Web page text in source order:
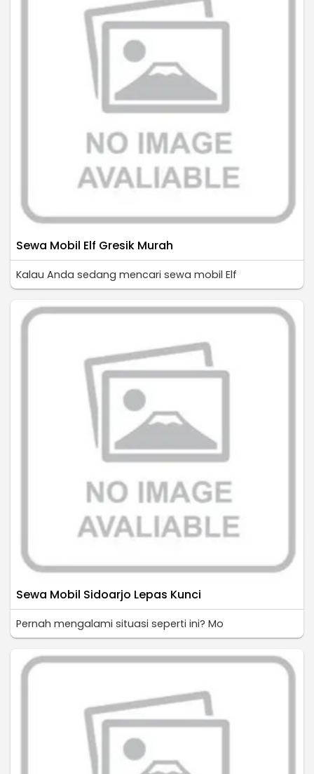
Sewa Mobil Elf Gresik Murah
Kalau Anda sedang mencari sewa mobil Elf
Sewa Mobil Sidoarjo Lepas Kunci
Pernah mengalami situasi seperti ini? Mo